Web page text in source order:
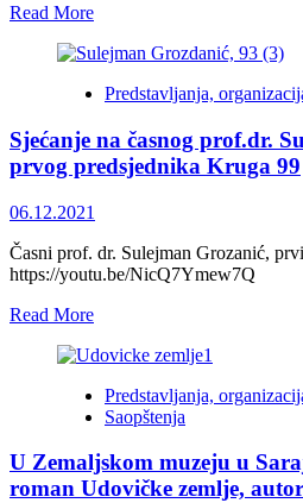
Read MoreRead
about
sajber
kao
globalnog
sigurnosnog
–
promocija
u
Predstavljanja,
Sjećanje na časnog prof.dr.
prvog predsjednika Kruga 99
06.12.2021
Časni prof. dr. Sulejman Grozanić,
https://youtu.be/NicQ7Ymew7Q
Read MoreRead
about
na
časnog
Sulejmana
Grozdanića,
Predstavljanja,
Saopštenja
U Zemaljskom muzeju u
roman Udovičke zemlje,